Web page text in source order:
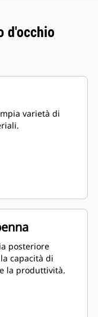
d'occhio
varietà di
posteriore
capacità di
la produttività.